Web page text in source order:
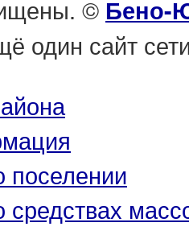
© Бено-
один сайт